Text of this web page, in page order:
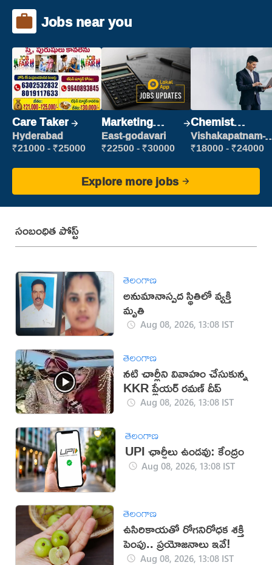
Jobs near you
Care Taker
Hyderabad
₹21000 - ₹25000
Marketing
Executive
East-godavari
₹22500 - ₹30000
Chemist
Production
Executive
Vishakapatnam-
new
₹18000 - ₹24000
Explore more jobs
సంబంధిత పోస్ట్
తెలంగాణ
అనుమానాస్పద స్థితిలో వ్యక్తి
మృతి
Aug 08, 2026, 13:08 IST
తెలంగాణ
నటి చార్లీని వివాహం చేసుకున్న
KKR ప్లేయర్ రమణ్ దీప్
Aug 08, 2026, 13:08 IST
తెలంగాణ
UPI ఛార్జీలు ఉండవు: కేంద్రం
Aug 08, 2026, 13:08 IST
తెలంగాణ
ఉసిరికాయతో రోగనిరోధక శక్తి
పెంపు.. ప్రయోజనాలు ఇవే!
Aug 08, 2026, 13:08 IST